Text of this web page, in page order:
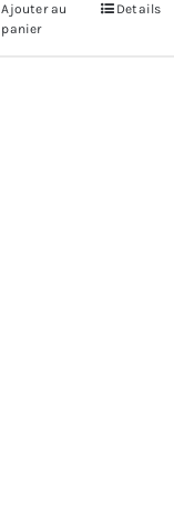
Ajouter au
panier
Details